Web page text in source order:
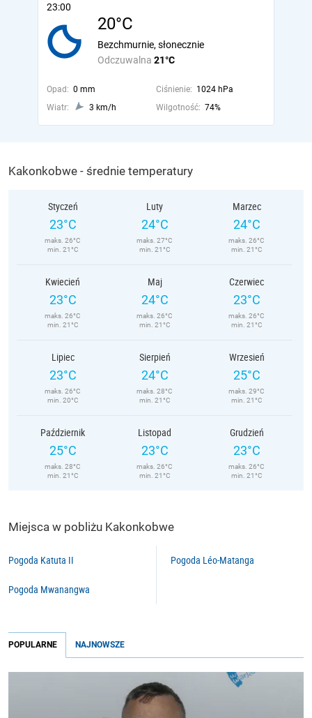
23:00
20°C
Odczuwalna 21°C
Bezchmurnie, słonecznie
Opad: 0 mm Ciśnienie: 1024 hPa
Wiatr:
3 km/h Wilgotność: 74%
Kakonkobwe - średnie temperatury
Styczeń
23°C
maks. 26°C
min. 21°C
Luty
24°C
maks. 27°C
min. 21°C
Marzec
24°C
maks. 26°C
min. 21°C
Kwiecień
23°C
maks. 26°C
min. 21°C
Maj
24°C
maks. 26°C
min. 21°C
Czerwiec
23°C
maks. 26°C
min. 21°C
Lipiec
23°C
maks. 26°C
min. 20°C
Sierpień
24°C
maks. 28°C
min. 21°C
Wrzesień
25°C
maks. 29°C
min. 21°C
Październik
25°C
maks. 28°C
min. 21°C
Listopad
23°C
maks. 26°C
min. 21°C
Grudzień
23°C
maks. 26°C
min. 21°C
Miejsca w pobliżu Kakonkobwe
Pogoda Katuta II
Pogoda Mwanangwa
Pogoda Léo-Matanga
POPULARNE NAJNOWSZE